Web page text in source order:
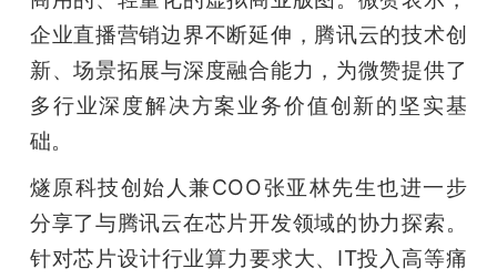
企业直播营销边界不断延伸，腾讯云的技术创
新、场景拓展与深度融合能力，为微赞提供了
多行业深度解决方案业务价值创新的坚实基
础。
燧原科技创始人兼COO张亚林先生也进一步
分享了与腾讯云在芯片开发领域的协力探索。
针对芯片设计行业算力要求大、IT投入高等痛